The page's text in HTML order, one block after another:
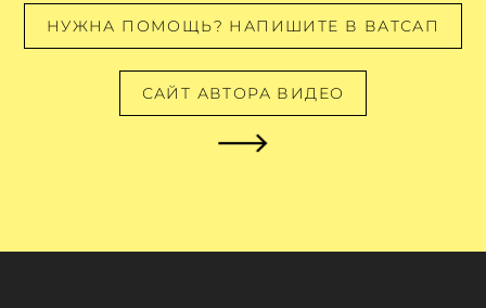
НУЖНА ПОМОЩЬ? НАПИШИТЕ В ВАТСАП
САЙТ АВТОРА ВИДЕО